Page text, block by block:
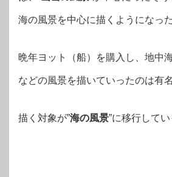
海の風景を中心に描くようになった
晩年ヨット（船）を購入し、地中
などの風景を描いていったのは有
描く対象が”海の風景”に移行してい